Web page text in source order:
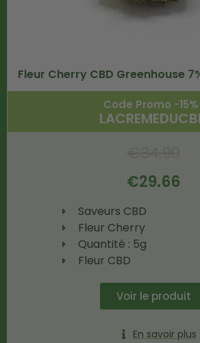
Fleur Cherry CBD Greenhouse
Code Promo -15%
€29.66
Saveurs CBD
Fleur Cherry
Quantité : 5g
Fleur CBD
Voir le produit
En savoir plus